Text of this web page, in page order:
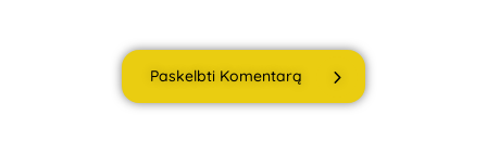
Paskelbti Komentarą